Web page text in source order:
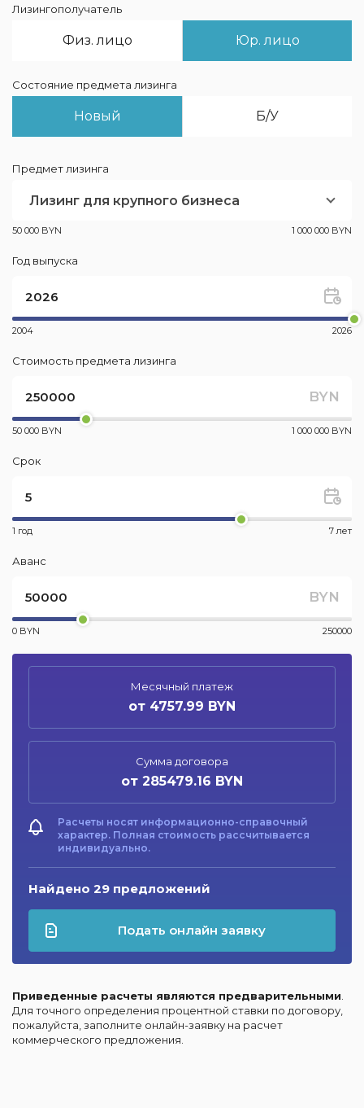
Лизингополучатель
Физ. лицо Юр. лицо
Состояние предмета лизинга
Новый Б/У
Предмет лизинга
Лизинг для крупного бизнеса
50 000 BYN 1 000 000 BYN
Год выпуска
2004 2026
Стоимость предмета лизинга
BYN
50 000 BYN 1 000 000 BYN
Срок
1 год 7 лет
Аванс
BYN
0 BYN 250000
Месячный платеж
от 4757.99 BYN
Сумма договора
от 285479.16 BYN
Расчеты носят информационно-справочный
характер. Полная стоимость рассчитывается
индивидуально.
Найдено 29 предложений
Подать онлайн заявку
Приведенные расчеты являются предварительными
Для точного определения процентной ставки по договору,
пожалуйста, заполните онлайн-заявку на расчет
коммерческого предложения.